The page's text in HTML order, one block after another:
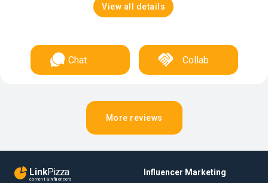
View all details
Chat Collab
More reviews
LinkPizza
content & influencers
Influencer Marketing